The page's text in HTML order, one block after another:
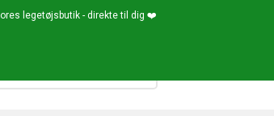
legetøjsbutik - direkte til dig ❤️